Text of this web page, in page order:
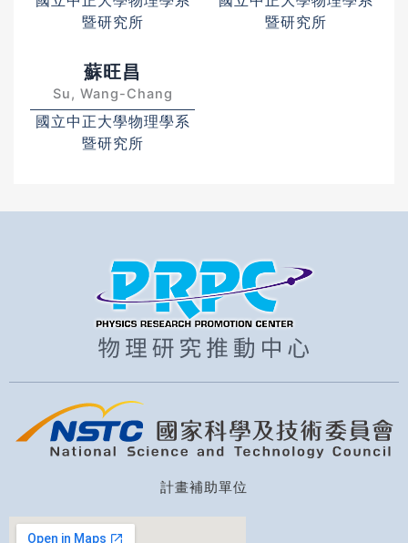
暨研究所
暨研究所
蘇旺昌
Su, Wang-Chang
國立中正大學物理學系
暨研究所
計畫補助單位